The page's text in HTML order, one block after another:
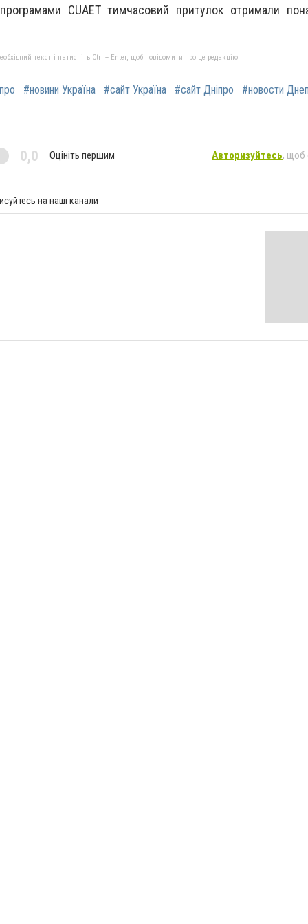
CUAET тимчасовий притулок отримали
текст і натисніть Ctrl + Enter, щоб повідомити про це редакцію
#новини Україна #сайт Україна #сайт Дніпро #новости
0,0 Оцініть першим Авторизуйтесь, щоб
на наші канали